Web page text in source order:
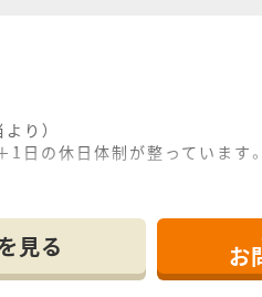
り）
1日の休日体制が整っていま
リニックからの処方をメイン
数は平均60枚程度と落ち着い
タッフも在籍しているため安
見る お